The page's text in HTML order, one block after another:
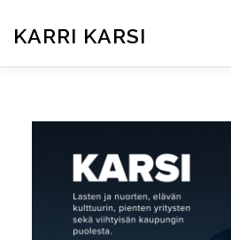
KARRI KARSI
TEEMAT KUNTAVAALEISSA
BRIEFLY IN ENGLISH